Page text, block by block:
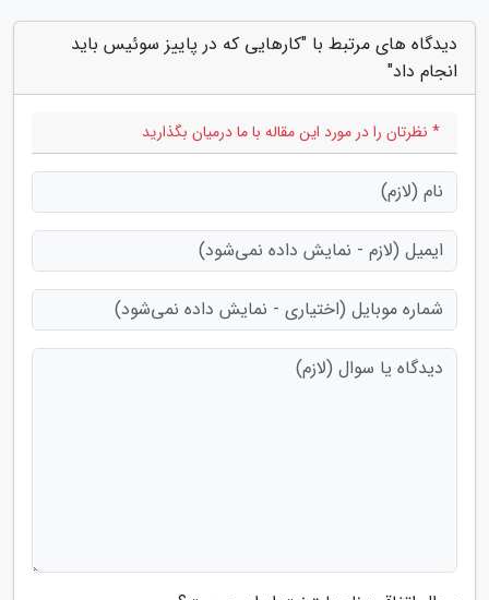
دیدگاه های مرتبط با "کارهایی که در پاییز سوئیس باید
انجام داد"
* نظرتان را در مورد این مقاله با ما درمیان بگذارید